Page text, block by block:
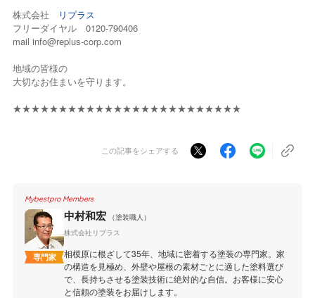
株式会社
リプラス
フリーダイヤル 0120-790406
mail info@replus-corp.com
地域の皆様の
大切なお住まいを守ります。
★★★★★★★★★★★★★★★★★★★★★★★★★
この記事をシェアする
Mybestpro Members
専門家
中村和宏
（塗装職人）
株式会社リプラス
相模原に根ざして35年、地域に密着する塗装の専門家。家
の構造を見極め、外壁や屋根の素材ごとに適した塗料選び
で、長持ちさせる塗装技術に絶対的な自信。お客様に安心
と信頼の塗装をお届けします。